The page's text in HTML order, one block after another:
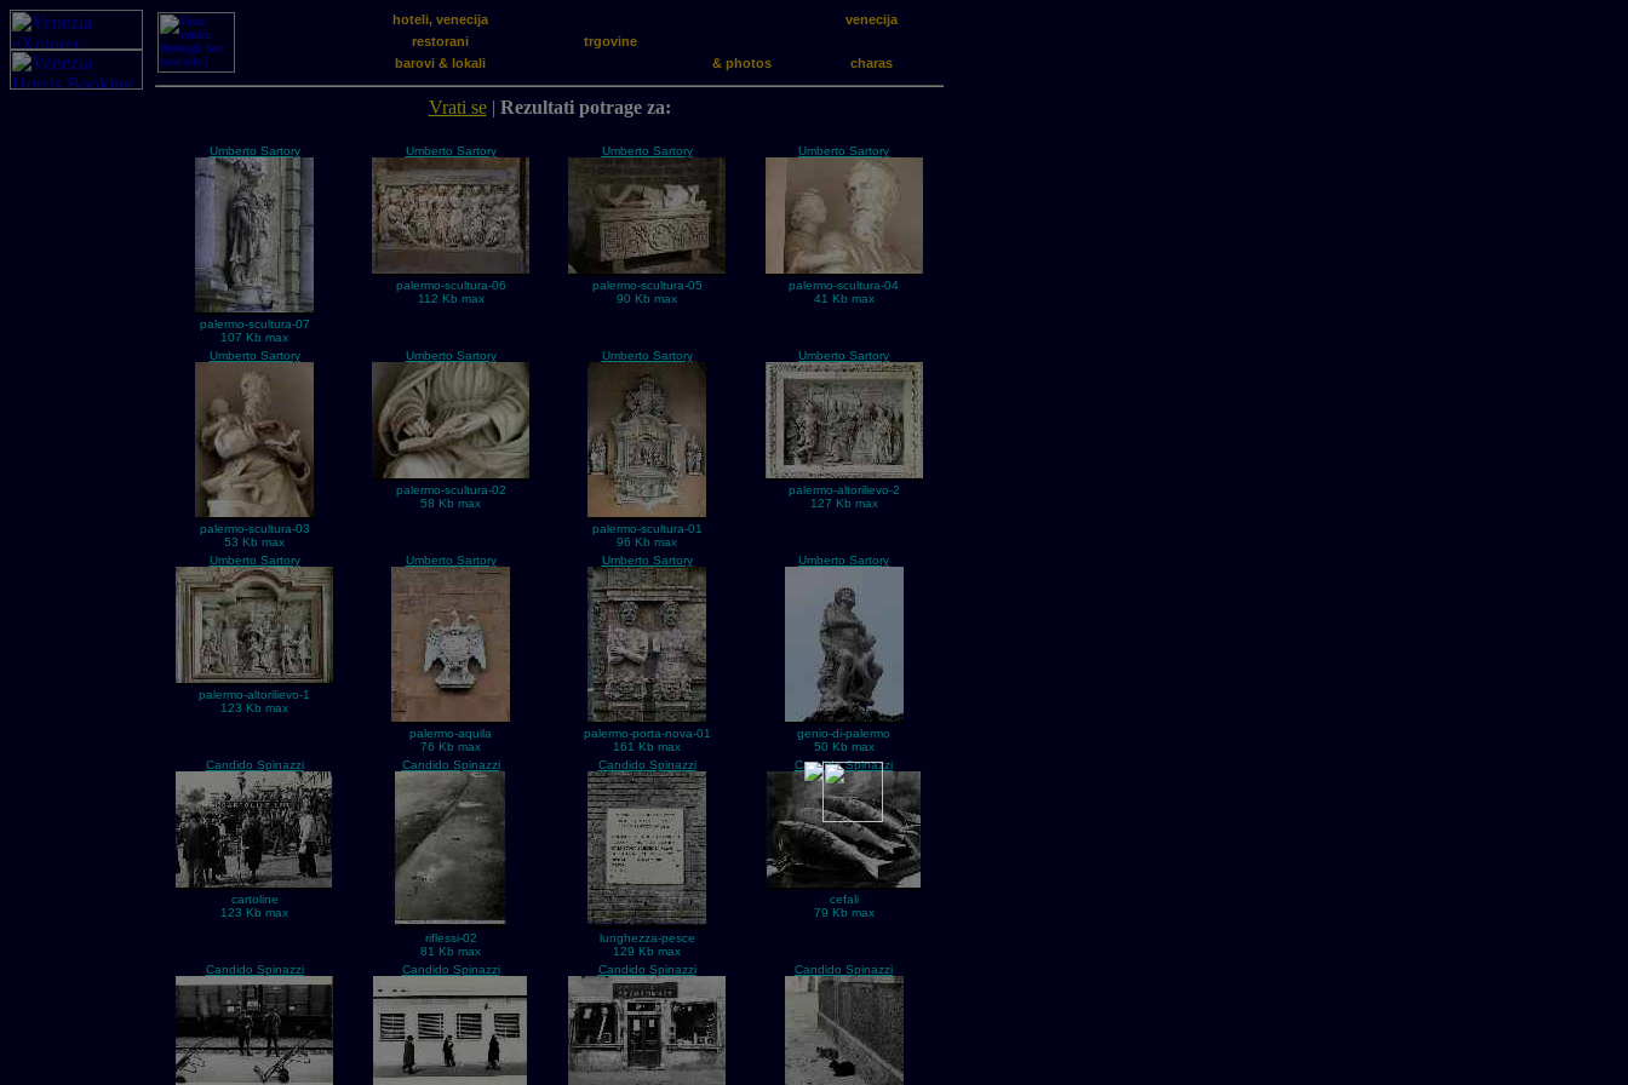
hoteli, venecija
venecija
restorani
trgovine
barovi & lokali
& photos charas
Vrati se| Rezultati potrage za:
Umberto Sartory
palermo-scultura-07
107 Kb max
Umberto Sartory
palermo-scultura-06
112 Kb max
Umberto Sartory
palermo-scultura-05
90 Kb max
Umberto Sartory
palermo-scultura-04
41 Kb max
Umberto Sartory
palermo-scultura-03
53 Kb max
Umberto Sartory
palermo-scultura-02
58 Kb max
Umberto Sartory
palermo-scultura-01
96 Kb max
Umberto Sartory
palermo-altorilievo-2
127 Kb max
Umberto Sartory
palermo-altorilievo-1
123 Kb max
Umberto Sartory
palermo-aquila
76 Kb max
Umberto Sartory
palermo-porta-nova-01
161 Kb max
Umberto Sartory
genio-di-palermo
50 Kb max
Candido Spinazzi
cartoline
123 Kb max
Candido Spinazzi
riflessi-02
81 Kb max
Candido Spinazzi
lunghezza-pesce
129 Kb max
Candido Spinazzi
cefali
79 Kb max
Candido Spinazzi Candido Spinazzi Candido Spinazzi Candido Spinazzi